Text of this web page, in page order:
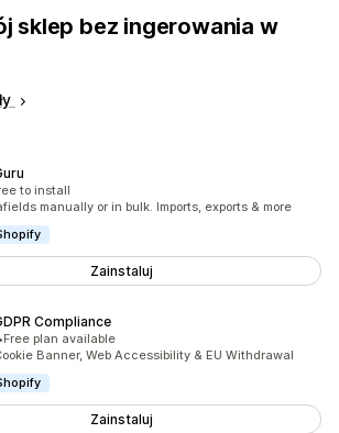
sklep bez ingerowania w
218
to install
manually or in bulk. Imports, exports & more
Zainstaluj
Compliance
recenzji: 2887
•Free plan available
Banner, Web Accessibility & EU Withdrawal
Zainstaluj